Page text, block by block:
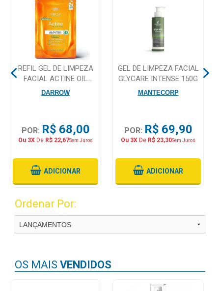
Mamãe
Medicamentos
Cuidado
Adulto
Dieta
Suplemento
Higiene
Bem-
REFIL GEL DE LIMPEZA
FACIAL ACTINE OIL
CONTROL PELES MISTAS
DARROW
POR: R$ 68,00
Ou 3X De R$ 22,67Sem Juros
ADICIONAR
GEL DE LIMPEZA FACIAL
GLYCARE INTENSE 150G
MANTECORP
POR: R$ 69,90
Ou 3X De R$ 23,30Sem Juros
ADICIONAR
Ordenar Por:
OS MAIS VENDIDOS